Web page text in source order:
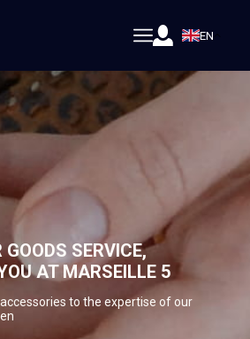
EN
SERVICE,
AT MARSEILLE 5
to the expertise of our